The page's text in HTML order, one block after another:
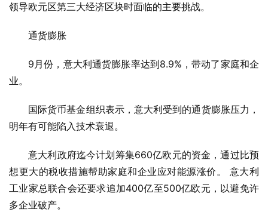
领导欧元区第三大经济区块时面临的主要挑战。
通货膨胀
9月份，意大利通货膨胀率达到8.9%，带动了家庭和企
业。
国际货币基金组织表示，意大利受到的通货膨胀压力，
明年有可能陷入技术衰退。
意大利政府迄今计划筹集660亿欧元的资金，通过比预
想更大的税收措施帮助家庭和企业应对能源涨价。 意大利
工业家总联合会还要求追加400亿至500亿欧元，以避免许
多企业破产。